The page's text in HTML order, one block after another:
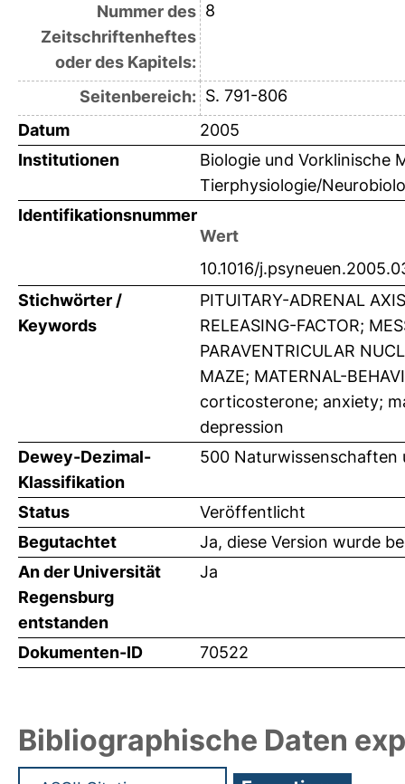
Nummer des
Zeitschriftenheftes
oder des Kapitels:
8
Seitenbereich: S. 791-806
Datum
2005
Institutionen
Biologie und Vorklinische
Tierphysiologie/
Identifikationsnummer
Wert
10.1016/
Stichwörter /
Keywords
PITUITARY-ADRENAL
RELEASING-FACTOR;
PARAVENTRICULAR
MAZE; MATERNAL-
corticosterone; anxiety;
depression
Dewey-Dezimal-
Klassifikation
500 Naturwissenschaften
Status
Veröffentlicht
Begutachtet
Ja, diese Version wurde
An der Universität
Regensburg
entstanden
Ja
Dokumenten-ID 70522
Bibliographische Daten